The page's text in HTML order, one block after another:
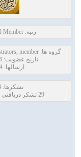
رتبه: Advanced Member
گروه ها: Moderator, Administrators, member
تاریخ عضویت: 1390/03/24
ارسالها: 2,374
تشکرها: 4 بار
29 تشکر دریافتی در 29 ارسال